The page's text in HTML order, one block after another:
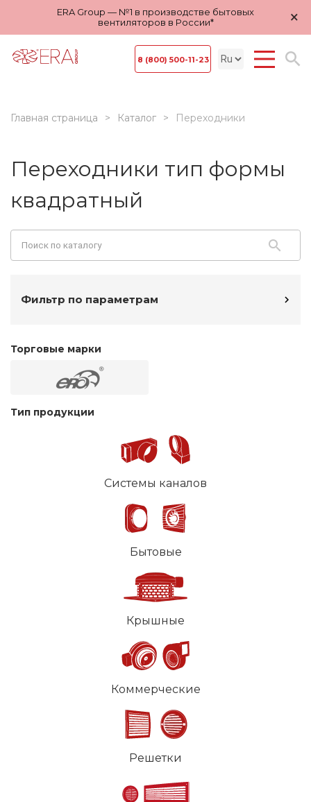
ERA Group — №1 в производстве бытовых
вентиляторов в России*
×
8 (800) 500-11-23
Главная страница Каталог Переходники
Переходники тип формы
квадратный
Фильтр по параметрам
Торговые марки
Тип продукции
Системы каналов
Бытовые
Крышные
Коммерческие
Решетки